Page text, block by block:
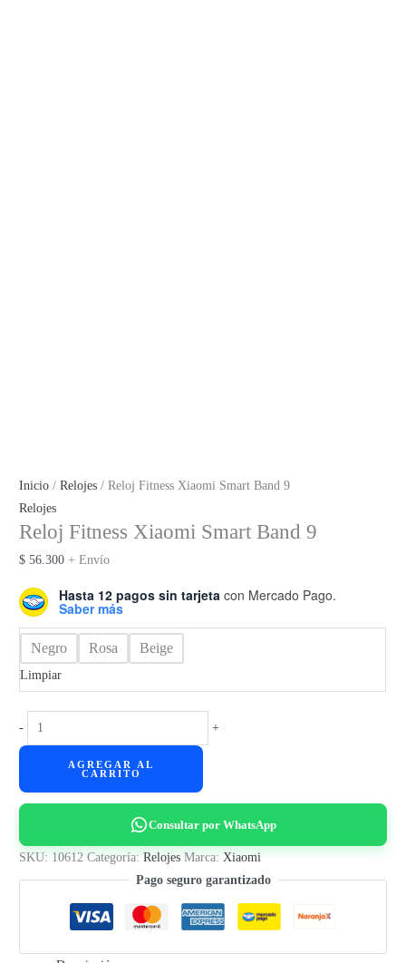
Inicio /Relojes / Reloj Fitness Xiaomi Smart Band 9
Relojes
Reloj Fitness Xiaomi Smart Band 9
$ 56.300 + Envío
Hasta 12 pagos sin tarjeta con Mercado Pago.
Saber más
Negro Rosa Beige
Limpiar
-
Reloj
Fitness
cantidad
+
AGREGAR AL
CARRITO
Consultar por WhatsApp
SKU: 10612 Categoría:Relojes Marca:Xiaomi
Pago seguro garantizado